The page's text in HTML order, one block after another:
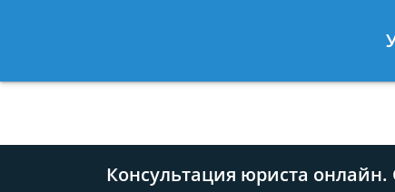
8 812 509-
Консультация юриста